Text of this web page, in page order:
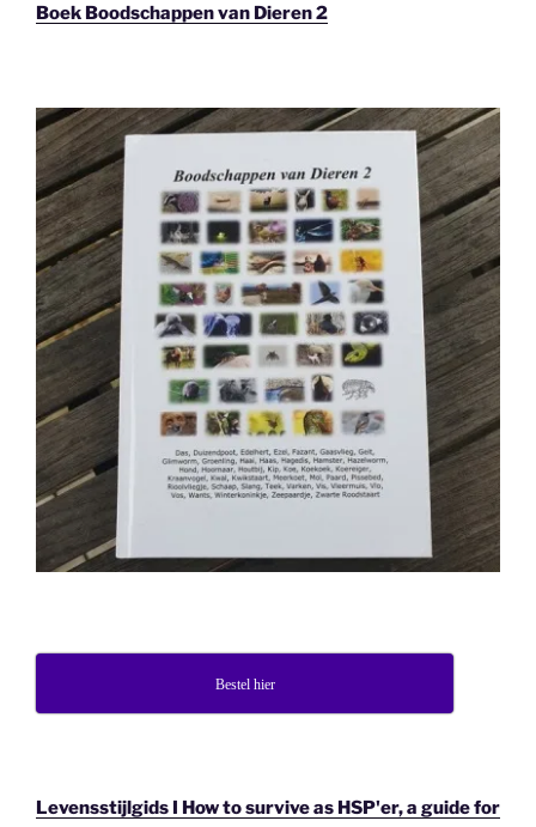
Boek Boodschappen van Dieren 2
Bestel hier
Levensstijlgids I How to survive as HSP'er, a guide for